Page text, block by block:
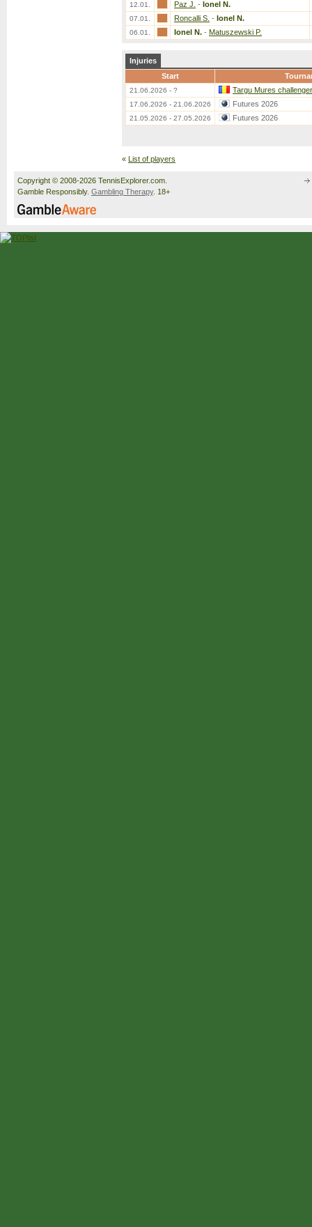
12.01. Paz J. - Ionel N.
07.01. Roncalli S. - Ionel N.
06.01. Ionel N. - Matuszewski P.
Injuries
Start
21.06.2026 - ? Targu Mures challenger
17.06.2026 - 21.06.2026 Futures 2026
21.05.2026 - 27.05.2026 Futures 2026
« List of players
Copyright © 2008-2026 TennisExplorer.com.
Gamble Responsibly. Gambling Therapy. 18+